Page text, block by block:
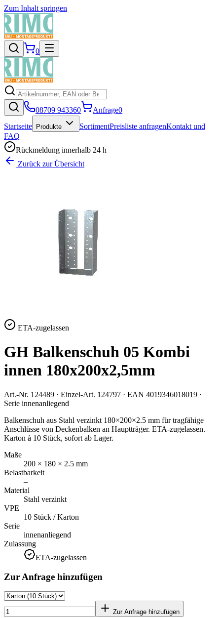
Zum Inhalt springen
0
08709 943360 Anfrage0
Startseite
Produkte SortimentPreisliste anfragenKontakt und
FAQ
Rückmeldung innerhalb 24 h
Zurück zur Übersicht
ETA-zugelassen
GH Balkenschuh 05 Kombi
innen 180x200x2,5mm
Art.-Nr. 124489 · Einzel-Art. 124797 · EAN 4019346018019 ·
Serie innenanliegend
Balkenschuh aus Stahl verzinkt 180×200×2.5 mm für tragfähige
Anschlüsse von Deckenbalken an Hauptträger. ETA-zugelassen.
Karton à 10 Stück, sofort ab Lager.
Maße
200 × 180 × 2.5 mm
Belastbarkeit
–
Material
Stahl verzinkt
VPE
10 Stück / Karton
Serie
innenanliegend
Zulassung
ETA-zugelassen
Zur Anfrage hinzufügen
Zur Anfrage hinzufügen